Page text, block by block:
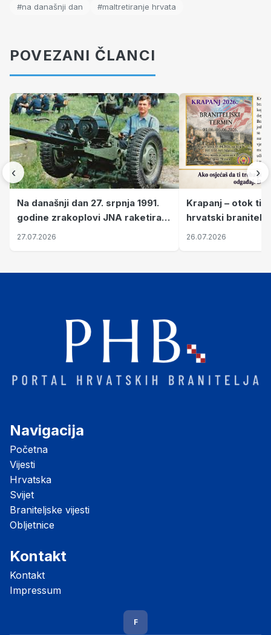
#na današnji dan
#maltretiranje hrvata
POVEZANI ČLANCI
‹
Na današnji dan 27. srpnja 1991.
godine zrakoplovi JNA raketirali
su vojarnu i obučni centar "Nikola
27.07.2026
Krapanj – otok
hrvatski branitelji
pronalaze mir
26.07.2026
›
Navigacija
Početna
Vijesti
Hrvatska
Svijet
Braniteljske vijesti
Obljetnice
Kontakt
Kontakt
Impressum
F